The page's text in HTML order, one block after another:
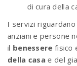
di cura della
I servizi riguardano
anziani e persone
il benessere fisico
della casae del